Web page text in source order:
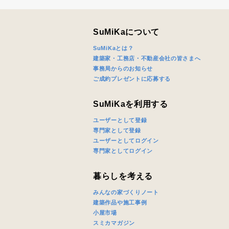
SuMiKaについて
SuMiKaとは？
建築家・工務店・不動産会社の皆さまへ
事務局からのお知らせ
ご成約プレゼントに応募する
SuMiKaを利用する
ユーザーとして登録
専門家として登録
ユーザーとしてログイン
専門家としてログイン
暮らしを考える
みんなの家づくりノート
建築作品や施工事例
小屋市場
スミカマガジン